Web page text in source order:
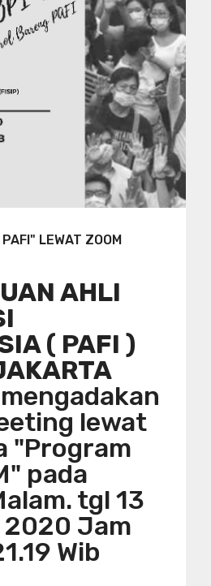
LEWAT ZOOM
AHLI
( PAFI )
lewat
"Program
pada
tgl 13
Jam
Wib